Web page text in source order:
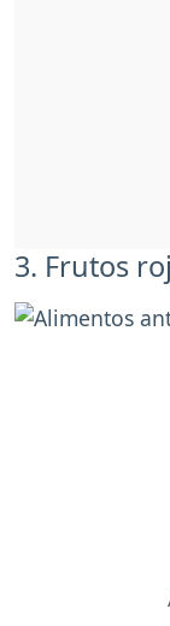
3. Frutos